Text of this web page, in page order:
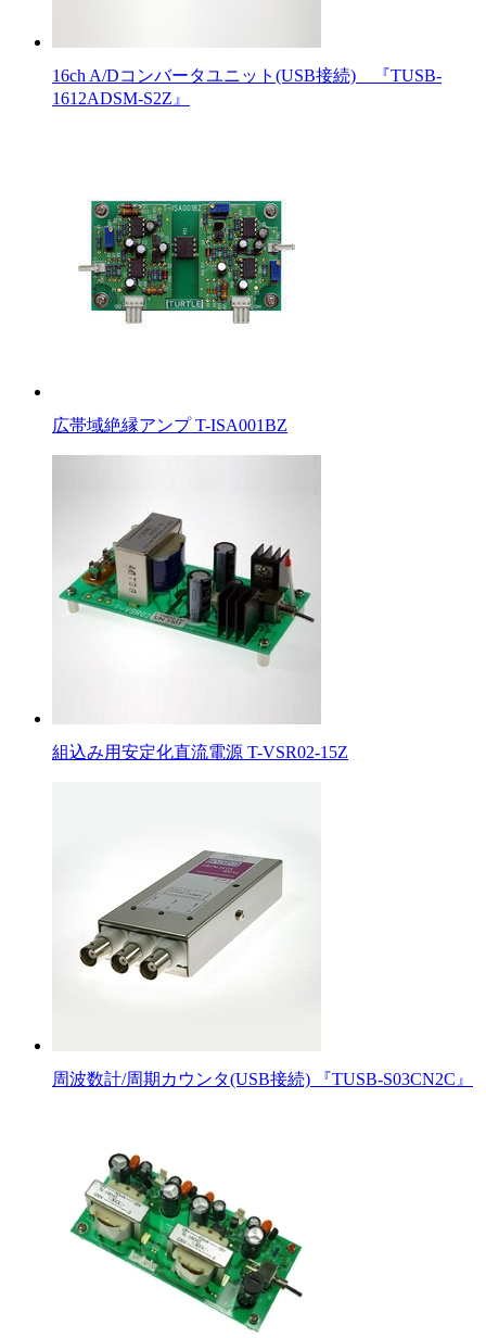
16ch A/Dコンバータユニット(USB接続) 『TUSB-
1612ADSM-S2Z』
広帯域絶縁アンプ T-ISA001BZ
組込み用安定化直流電源 T-VSR02-15Z
周波数計/周期カウンタ(USB接続) 『TUSB-S03CN2C』